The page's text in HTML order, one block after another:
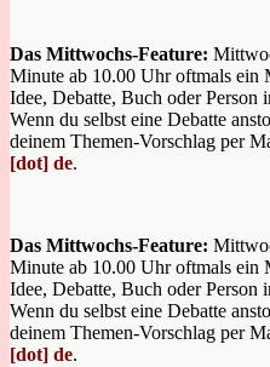
Das Mittwochs-Feature:
Minute ab 10.00 Uhr oftmals ein
Idee, Debatte, Buch oder
Wenn du selbst eine Debatte
deinem Themen-Vorschlag per
[dot] de.
Das Mittwochs-Feature:
Minute ab 10.00 Uhr oftmals ein
Idee, Debatte, Buch oder
Wenn du selbst eine Debatte
deinem Themen-Vorschlag per
[dot] de.